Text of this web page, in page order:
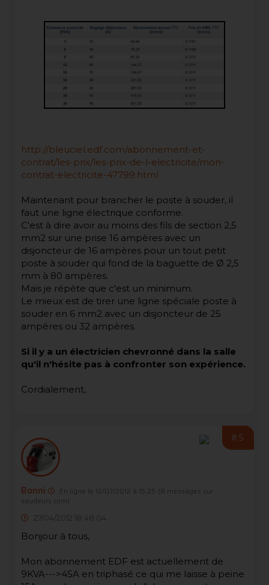
http://bleuciel.edf.com/abonnement-et-
contrat/les-prix/les-prix-de-l-electricite/mon-
contrat-electricite-47799.html
Maintenant pour brancher le poste à souder, il
faut une ligne électrique conforme.
C'est à dire avoir au moins des fils de section 2,5
mm2 sur une prise 16 ampères avec un
disjoncteur de 16 ampères pour un tout petit
poste à souder qui fond de la baguette de Ø 2,5
mm à 80 ampères.
Mais je répète que c'est un minimum.
Le mieux est de tirer une ligne spéciale poste à
souder en 6 mm2 avec un disjoncteur de 25
ampères ou 32 ampères.
Si il y a un électricien chevronné dans la salle
qu'il n'hésite pas à confronter son expérience.
Cordialement,
#5
Bonni En ligne le 12/07/2012 à 15:25
(8 messages sur
soudeurs.com)
27/04/2012 18:48:04
Bonjour à tous,
Mon abonnement EDF est actuellement de
9KVA--->45A en triphasé ce qui me laisse à peine